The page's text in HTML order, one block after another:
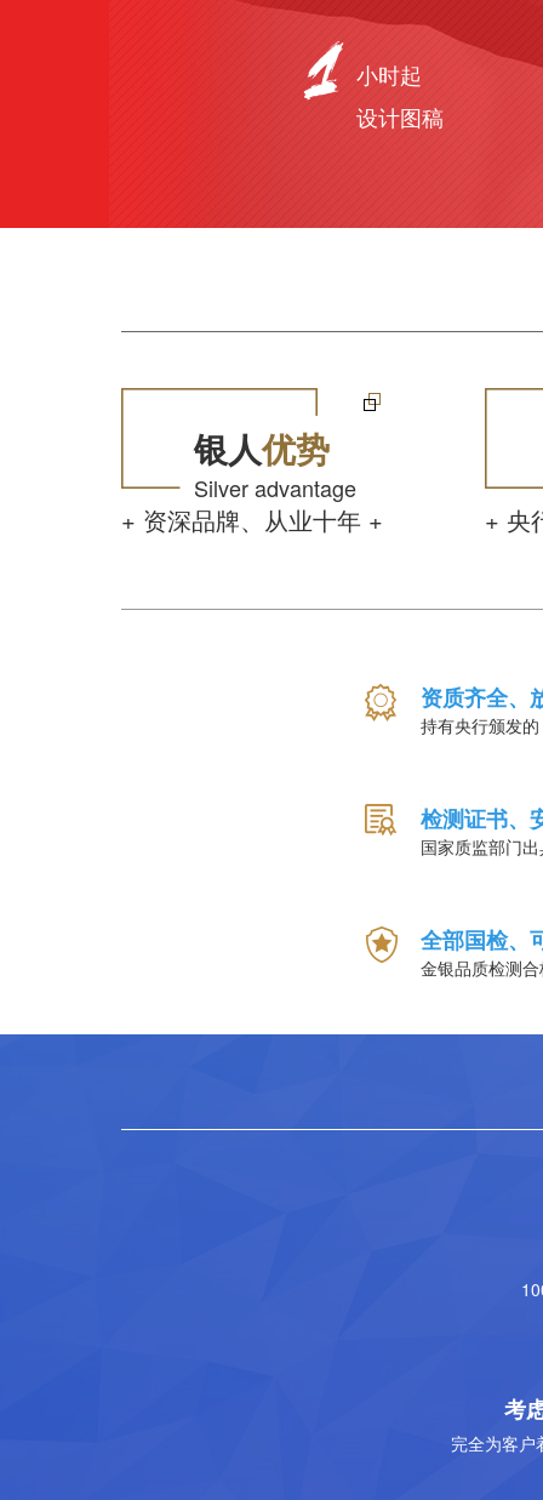
小时起
设计图稿
银人优势
Silver advantage
+ 资深品牌、从业十年 + + 央
资质齐全、
持有央行颁发
检测证书、
国家质监部门
全部国检、
金银品质检测
考
完全为客户